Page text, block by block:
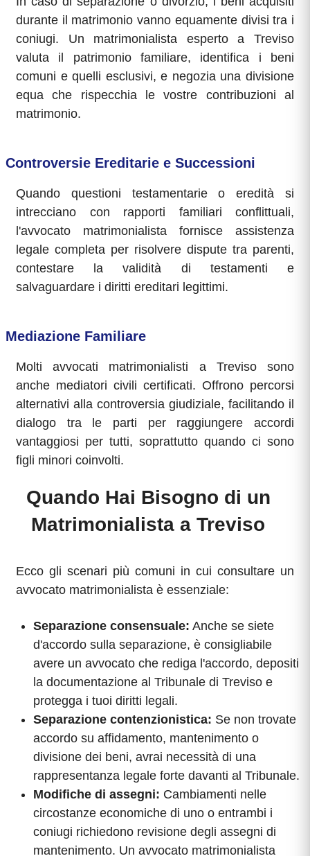
durante il matrimonio vanno equamente divisi tra i
coniugi. Un matrimonialista esperto a Treviso
valuta il patrimonio familiare, identifica i beni
comuni e quelli esclusivi, e negozia una divisione
equa che rispecchia le vostre contribuzioni al
matrimonio.
Controversie Ereditarie e Successioni
Quando questioni testamentarie o eredità si
intrecciano con rapporti familiari conflittuali,
l'avvocato matrimonialista fornisce assistenza
legale completa per risolvere dispute tra parenti,
contestare la validità di testamenti e
salvaguardare i diritti ereditari legittimi.
Mediazione Familiare
Molti avvocati matrimonialisti a Treviso sono
anche mediatori civili certificati. Offrono percorsi
alternativi alla controversia giudiziale, facilitando il
dialogo tra le parti per raggiungere accordi
vantaggiosi per tutti, soprattutto quando ci sono
figli minori coinvolti.
Quando Hai Bisogno di un
Matrimonialista a Treviso
Ecco gli scenari più comuni in cui consultare un
avvocato matrimonialista è essenziale:
Separazione consensuale: Anche se siete
d'accordo sulla separazione, è consigliabile
avere un avvocato che rediga l'accordo, depositi
la documentazione al Tribunale di Treviso e
protegga i tuoi diritti legali.
Separazione contenzionistica: Se non trovate
accordo su affidamento, mantenimento o
divisione dei beni, avrai necessità di una
rappresentanza legale forte davanti al Tribunale.
Modifiche di assegni: Cambiamenti nelle
circostanze economiche di uno o entrambi i
coniugi richiedono revisione degli assegni di
mantenimento. Un avvocato matrimonialista